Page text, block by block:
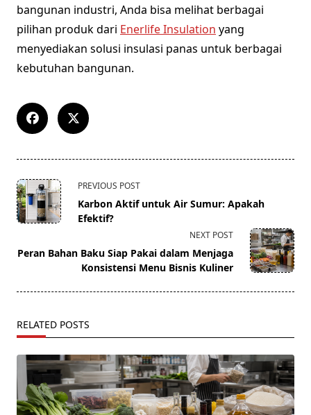
bangunan industri, Anda bisa melihat berbagai
pilihan produk dari Enerlife Insulation yang
menyediakan solusi insulasi panas untuk berbagai
kebutuhan bangunan.
<span
class="nav-
subtitle
reader-
text">Page</span>
PREVIOUS POST
Karbon Aktif untuk Air Sumur: Apakah
Efektif?
NEXT POST
Peran Bahan Baku Siap Pakai dalam Menjaga
Konsistensi Menu Bisnis Kuliner
RELATED POSTS